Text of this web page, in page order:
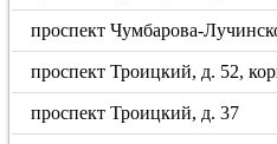
проспект Чумбарова-
проспект Троицкий, д. 52,
проспект Троицкий, д. 37